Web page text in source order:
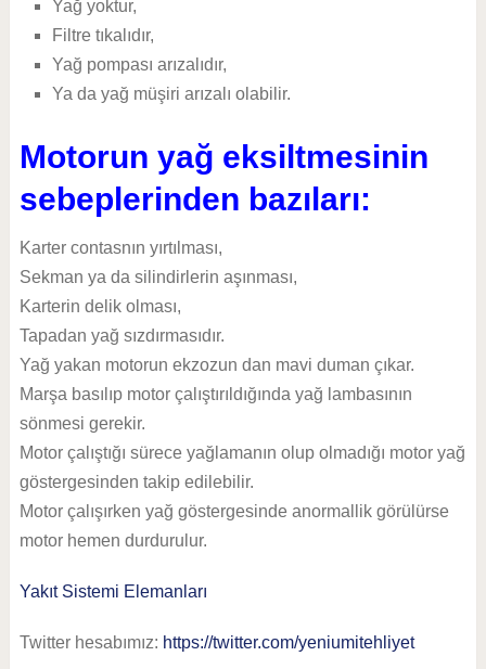
Yağ yoktur,
Filtre tıkalıdır,
Yağ pompası arızalıdır,
Ya da yağ müşiri arızalı olabilir.
Motorun yağ eksiltmesinin
sebeplerinden bazıları:
Karter contasnın yırtılması,
Sekman ya da silindirlerin aşınması,
Karterin delik olması,
Tapadan yağ sızdırmasıdır.
Yağ yakan motorun ekzozun dan mavi duman çıkar.
Marşa basılıp motor çalıştırıldığında yağ lambasının
sönmesi gerekir.
Motor çalıştığı sürece yağlamanın olup olmadığı motor yağ
göstergesinden takip edilebilir.
Motor çalışırken yağ göstergesinde anormallik görülürse
motor hemen durdurulur.
Yakıt Sistemi Elemanları
Twitter hesabımız: https://twitter.com/yeniumitehliyet